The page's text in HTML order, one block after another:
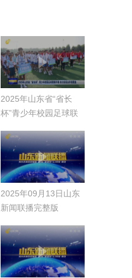
2025年山东省“省长
杯”青少年校园足球联
段覆盖
2025年09月13日山东
新闻联播完整版